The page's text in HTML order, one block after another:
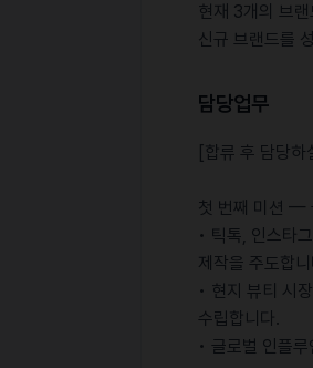
현재 3개의 브
신규 브랜드를
담당업무
[합류 후 담당하
첫 번째 미션 —
• 틱톡, 인스타
제작을 주도합
• 현지 뷰티 시
수립합니다.
• 글로벌 인플